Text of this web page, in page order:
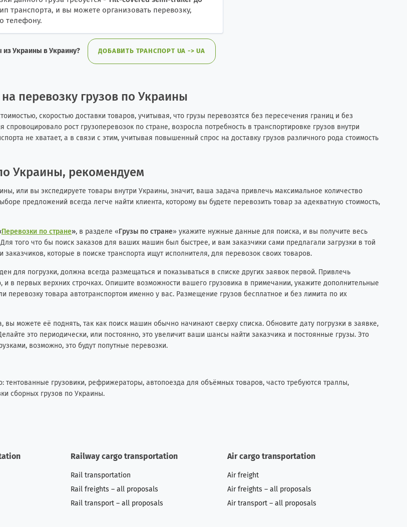
транспорта, и вы можете организовать перевозку,
телефону.
из Украины в Украину? ДОБАВИТЬ ТРАНСПОРТ UA -> UA
перевозку грузов по Украины
скоростью доставки товаров, учитывая, что грузы перевозятся без пересечения границ и без
рост грузоперевозок по стране, возросла потребность в транспортировке грузов внутри
не хватает, а в связи с этим, учитывая повышенный спрос на доставку грузов различного рода стоимость
Украины, рекомендуем
или вы экспедируете товары внутри Украины, значит, ваша задача привлечь максимальное количество
предложений всегда легче найти клиента, которому вы будете перевозить товар за адекватную стоимость,
Перевозки по стране», в разделе «Грузы по стране» укажите нужные данные для поиска, и вы получите весь
того что бы поиск заказов для ваших машин был быстрее, и вам заказчики сами предлагали загрузки в той
заказчиков, которые в поиске транспорта ищут исполнителя, для перевозок своих товаров.
для погрузки, должна всегда размещаться и показываться в списке других заявок первой. Привлечь
и в первых верхних строчках. Опишите возможности вашего грузовика в примечании, укажите дополнительные
товара автотранспортом именно у вас. Размещение грузов бесплатное и без лимита по их
можете её поднять, так как поиск машин обычно начинают сверху списка. Обновите дату погрузки в заявке,
это периодически, или постоянно, это увеличит ваши шансы найти заказчика и постоянные грузы. Это
возможно, это будут попутные перевозки.
тентованные грузовики, рефрижераторы, автопоезда для объёмных товаров, часто требуются траллы,
сборных грузов по Украины.
Railway cargo transportation
Rail transportation
Rail freights – all proposals
Rail transport – all proposals
Air cargo transportation
Air freight
Air freights – all proposals
Air transport – all proposals